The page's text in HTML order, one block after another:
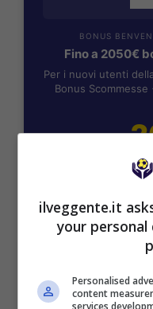
BONUS
Fino a 2050€
Per i nuovi utenti
Bonus
ilveggente.it
your
Personalised
content
services